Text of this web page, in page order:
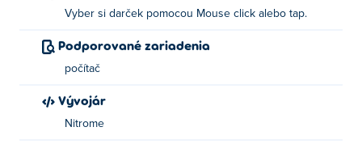
Vyber si darček pomocou Mouse click alebo tap.
Podporované zariadenia
počítač
Vývojár
Nitrome